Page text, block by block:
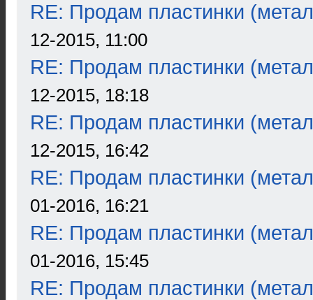
RE: Продам пластинки
12-2015, 11:00
RE: Продам пластинки
12-2015, 18:18
RE: Продам пластинки
12-2015, 16:42
RE: Продам пластинки
01-2016, 16:21
RE: Продам пластинки
01-2016, 15:45
RE: Продам пластинки